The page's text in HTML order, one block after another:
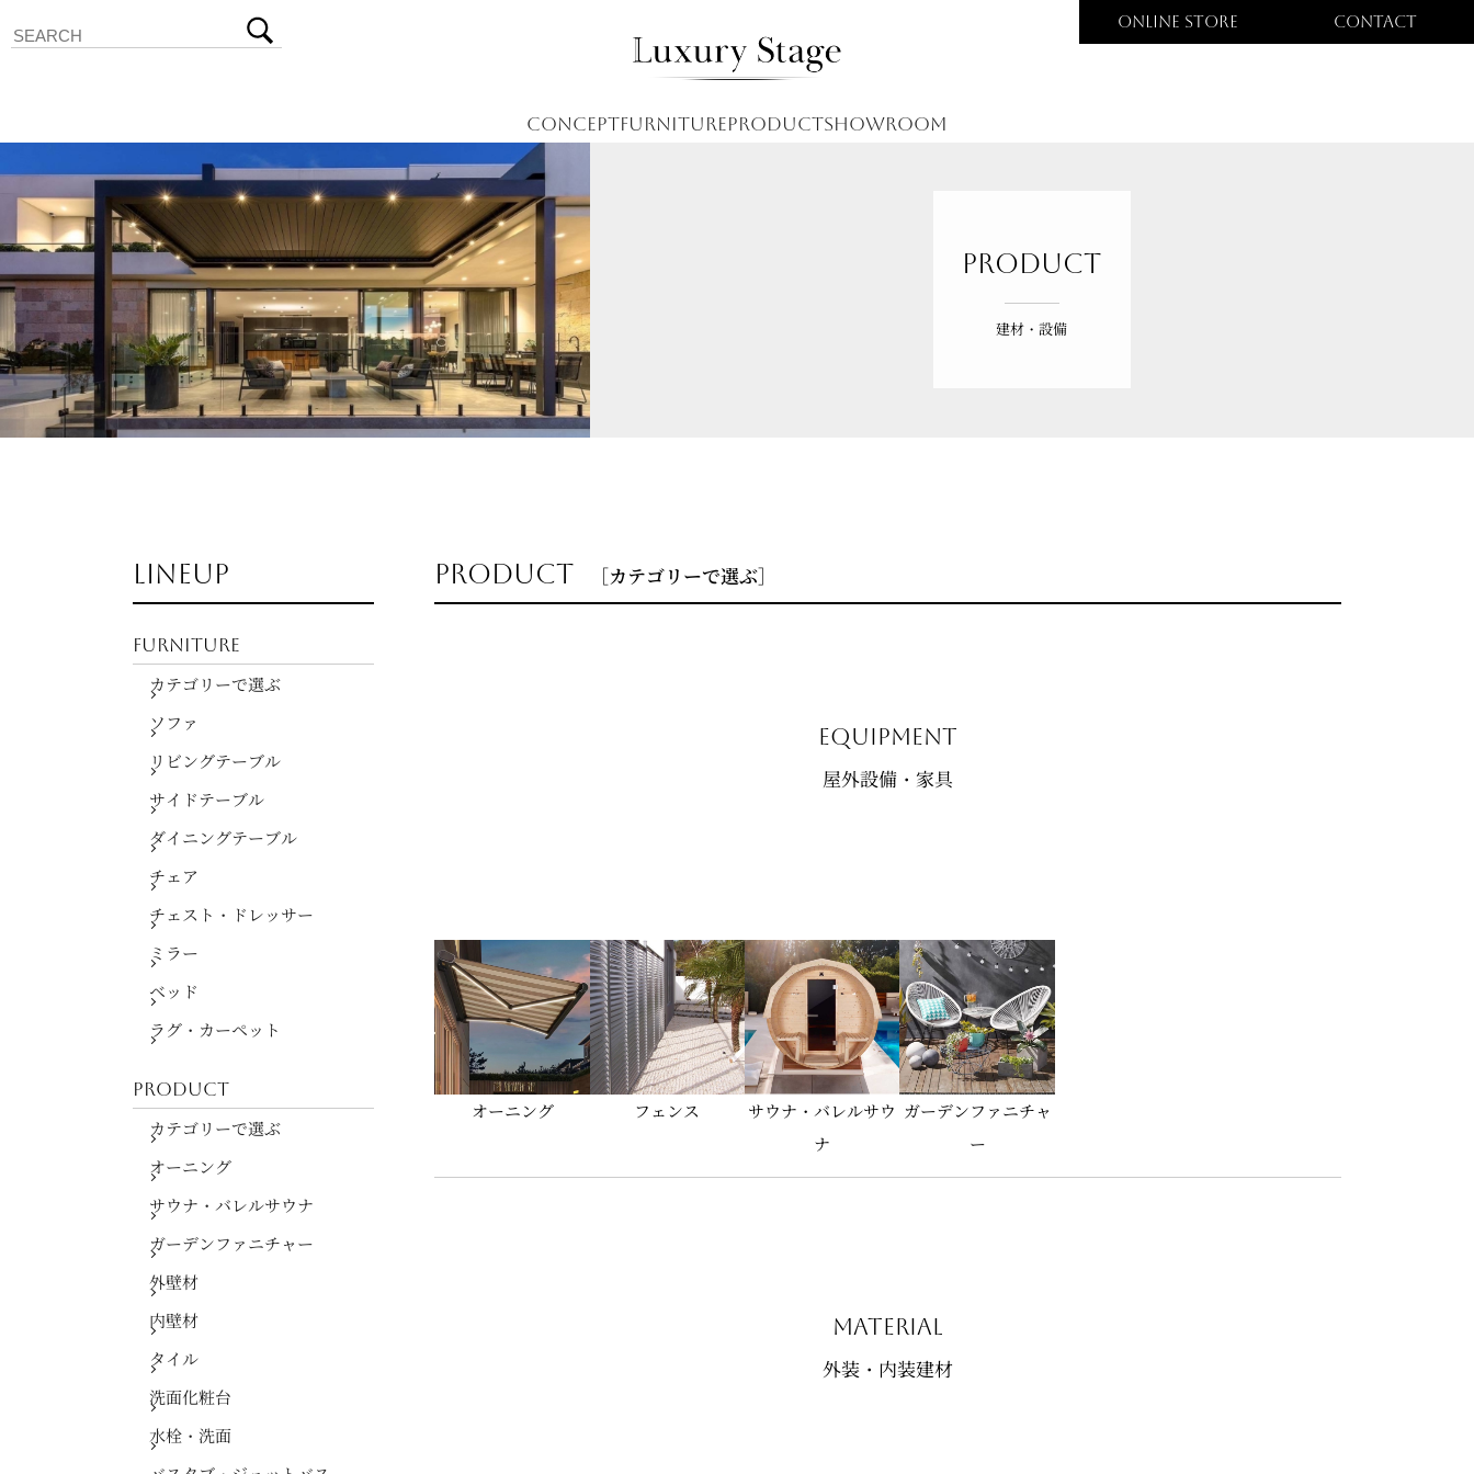
ONLINE STORE CONTACT
CONCEPTFURNITUREPRODUCTSHOWROOM
product
建材・設備
LINEUP
FURNITURE
カテゴリーで選ぶ
ソファ
リビングテーブル
サイドテーブル
ダイニングテーブル
チェア
チェスト・ドレッサー
ミラー
ベッド
ラグ・カーペット
PRODUCT
カテゴリーで選ぶ
オーニング
サウナ・バレルサウナ
ガーデンファニチャー
外壁材
内壁材
タイル
洗面化粧台
水栓・洗面
product ［カテゴリーで選ぶ］
equipment
屋外設備・家具
オーニング フェンス
サウナ・バレルサウ
ナ
ガーデンファニチャ
ー
material
外装・内装建材